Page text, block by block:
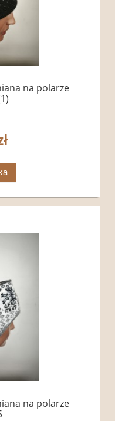
na polarze
na polarze